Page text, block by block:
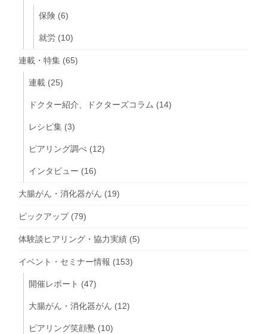
保険 (6)
就労 (10)
連載・特集 (65)
連載 (25)
ドクター紹介、ドクターズコラム (14)
レシピ集 (3)
ピアリング調べ (12)
インタビュー (16)
大腸がん・消化器がん (19)
ピックアップ(79)
体験談ヒアリング・協力実績 (5)
イベント・セミナー情報 (153)
開催レポート (47)
大腸がん・消化器がん (12)
ピアリング笑顔塾 (10)